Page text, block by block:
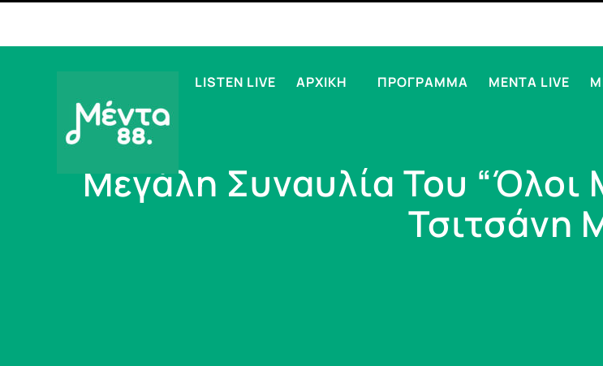
LISTEN LIVE ΑΡΧΙΚΗ ΠΡΟΓΡΑΜΜΑ MENTA LIVE
Μεγάλη Συναυλία Του “Όλοι
Τσιτσάνη